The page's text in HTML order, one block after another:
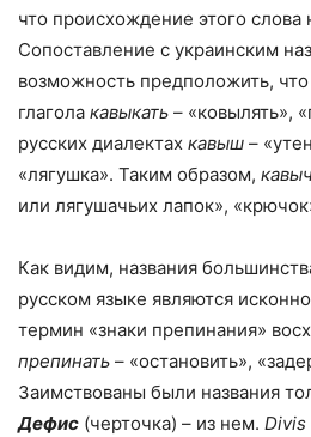
что происхождение этого слова
Сопоставление с украинским
возможность предположить,
глагола кавыкать – «ковылять»,
русских диалектах кавыш –
«лягушка». Таким образом,
или лягушачьих лапок»,
Как видим, названия
русском языке являются
термин «знаки препинания»
препинать – «остановить»,
Заимствованы были названия
Дефис (черточка) – из нем. Divis